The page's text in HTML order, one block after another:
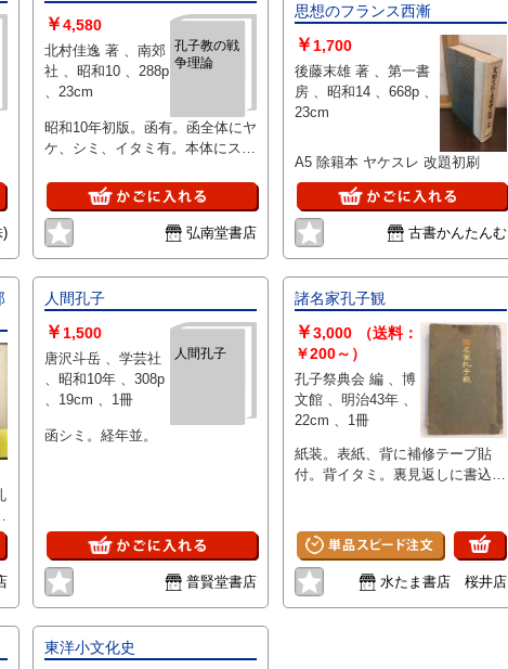
)
孔子教の戦
争理論
￥4,580
北村佳逸 著 、南郊
社 、昭和10 、288p
、23cm
昭和10年初版。函有。函全体にヤ
ケ、シミ、イタミ有。本体にス
通読には問題ありませんが、美品
をお求めのお客様はご遠慮下さ
い。
弘南堂書店
思想のフランス西漸
￥ 1,700
後藤末雄 著 、第一書
房 、昭和14 、668p 、
23cm
A5 除籍本 ヤケスレ 改題初刷
古書かんたんむ
人間孔子
人間孔子
￥ 1,500
唐沢斗岳 、学芸社
、昭和10年 、308p
、19cm 、1冊
函シミ。経年並。
普賢堂書店
諸名家孔子観
￥3,000
（送料：
￥200～）
孔子祭典会 編 、博
文館 、明治43年 、
22cm 、1冊
紙装。表紙、背に補修テープ貼
付。背イタミ。裏見返しに書込み
読に問題ございません）
水たま書店 桜井店
東洋小文化史